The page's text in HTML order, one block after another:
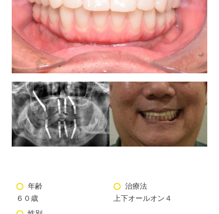
年齢
６０歳
治療法
上下オールオン４